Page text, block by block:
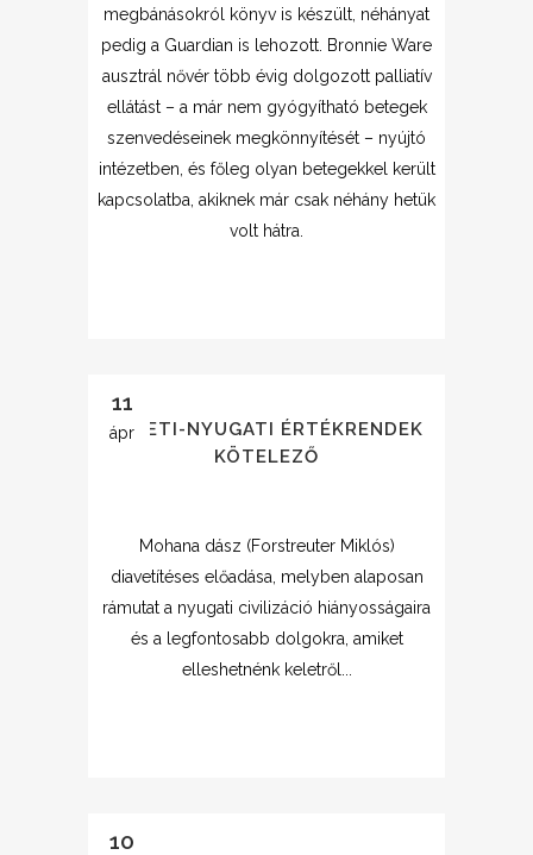
megbánásokról könyv is készült, néhányat
pedig a Guardian is lehozott. Bronnie Ware
ausztrál nővér több évig dolgozott palliatív
ellátást – a már nem gyógyítható betegek
szenvedéseinek megkönnyítését – nyújtó
intézetben, és főleg olyan betegekkel került
kapcsolatba, akiknek már csak néhány hetük
volt hátra.
11
ápr
KELETI-NYUGATI ÉRTÉKRENDEK
KÖTELEZŐ
Mohana dász (Forstreuter Miklós)
diavetítéses előadása, melyben alaposan
rámutat a nyugati civilizáció hiányosságaira
és a legfontosabb dolgokra, amiket
elleshetnénk keletről...
10